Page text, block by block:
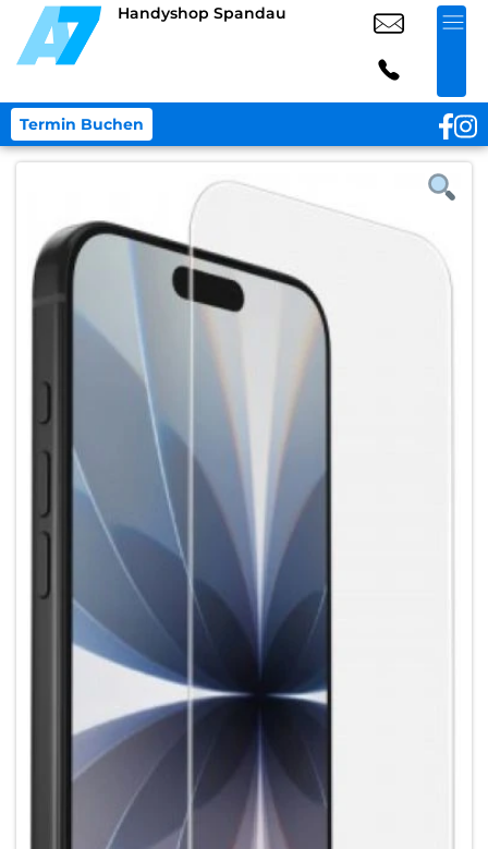
Handyshop Spandau
Termin Buchen